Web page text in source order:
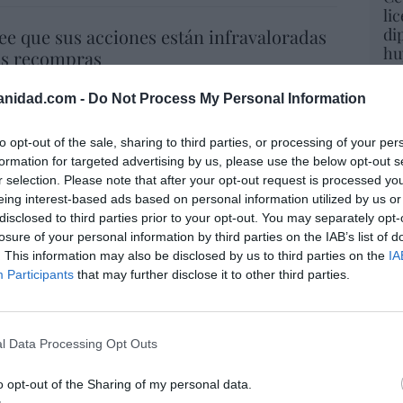
- Do Not Process My Personal Information
opt-out of the sale, sharing to third parties, or processing of your
for targeted advertising by us, please use the below opt-out
selection. Please note that after your opt-out request is processed
interest-based ads based on personal information utilized by us
to third parties prior to your opt-out. You may separately
of your personal information by third parties on the IAB’s list of
This information may also be disclosed by us to third parties on the
Participants that may further disclose it to other third parties.
Data Processing Opt Outs
opt-out of the Sharing of my personal data.
que sus acciones están infravaloradas
recompras
el penúltimo fiasco del Gobierno
escaso en reputación e influencia
se conforma con ser la número dos
06/08/26 12:41
entre amenazas terroristas del ELN y el
la Izquierda
tu